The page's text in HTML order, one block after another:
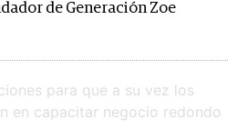
de Generación Zoe